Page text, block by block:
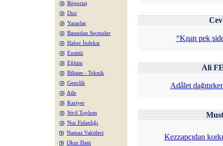
Röportaj
Dizi
Yazarlar
Basından Seçmeler
Haber İndeksi
Enstitü
Eğitim
Bilişim - Teknik
Gençlik
Aile
Kariyer
Sivil Toplum
Nur Fidanlığı
Namaz Vakitleri
Okur Hattı
“Kışın pek
Ali
Adâlet
Kezzapçıdan